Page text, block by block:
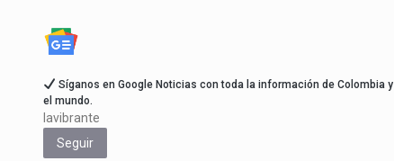
Síganos en Google Noticias con toda la información de Colombia y
el mundo.
lavibrante
Seguir